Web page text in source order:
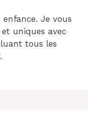
Je vous
uniques avec
tous les